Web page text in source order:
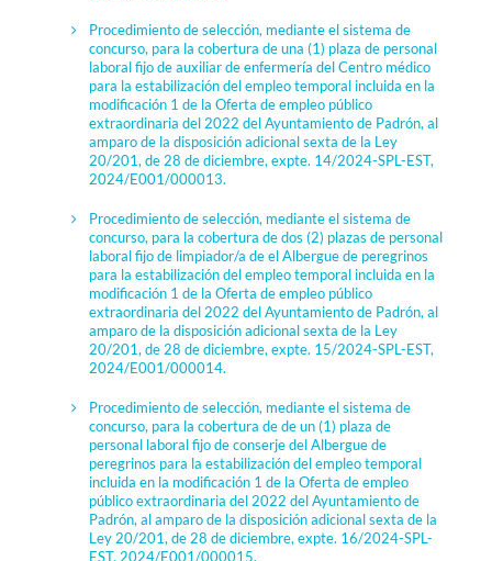
Procedimiento de selección, mediante el sistema de
concurso, para la cobertura de una (1) plaza de personal
laboral fijo de auxiliar de enfermería del Centro médico
para la estabilización del empleo temporal incluida en la
modificación 1 de la Oferta de empleo público
extraordinaria del 2022 del Ayuntamiento de Padrón, al
amparo de la disposición adicional sexta de la Ley
20/201, de 28 de diciembre, expte. 14/2024-SPL-EST,
2024/E001/000013.
Procedimiento de selección, mediante el sistema de
concurso, para la cobertura de dos (2) plazas de personal
laboral fijo de limpiador/a de el Albergue de peregrinos
para la estabilización del empleo temporal incluida en la
modificación 1 de la Oferta de empleo público
extraordinaria del 2022 del Ayuntamiento de Padrón, al
amparo de la disposición adicional sexta de la Ley
20/201, de 28 de diciembre, expte. 15/2024-SPL-EST,
2024/E001/000014.
Procedimiento de selección, mediante el sistema de
concurso, para la cobertura de de un (1) plaza de
personal laboral fijo de conserje del Albergue de
peregrinos para la estabilización del empleo temporal
incluida en la modificación 1 de la Oferta de empleo
público extraordinaria del 2022 del Ayuntamiento de
Padrón, al amparo de la disposición adicional sexta de la
Ley 20/201, de 28 de diciembre, expte. 16/2024-SPL-
EST, 2024/E001/000015.